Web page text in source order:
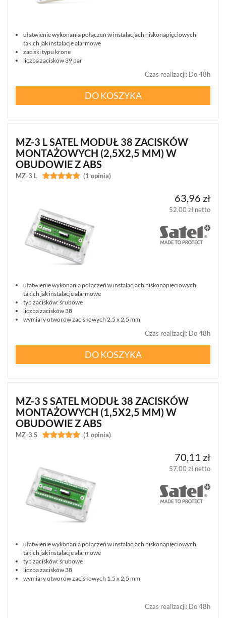
ułatwienie wykonania połączeń w instalacjach niskonapięciowych,
takich jak instalacje alarmowe
zaciski typu krone
liczba zacisków 39 par
Czas realizacji: Do 48h
DO KOSZYKA
MZ-3 L SATEL MODUŁ 38 ZACISKÓW
MONTAŻOWYCH (2,5X2,5 MM) W
OBUDOWIE Z ABS
MZ-3 L 
 (1 opinia)
63,96 zł
52,00 zł netto
ułatwienie wykonania połączeń w instalacjach niskonapięciowych,
takich jak instalacje alarmowe
typ zacisków: śrubowe
liczba zacisków 38
wymiary otworów zaciskowych 2,5 x 2,5 mm
Czas realizacji: Do 48h
DO KOSZYKA
MZ-3 S SATEL MODUŁ 38 ZACISKÓW
MONTAŻOWYCH (1,5X2,5 MM) W
OBUDOWIE Z ABS
MZ-3 S 
 (1 opinia)
70,11 zł
57,00 zł netto
ułatwienie wykonania połączeń w instalacjach niskonapięciowych,
takich jak instalacje alarmowe
typ zacisków: śrubowe
liczba zacisków 38
wymiary otworów zaciskowych 1,5 x 2,5 mm
Czas realizacji: Do 48h